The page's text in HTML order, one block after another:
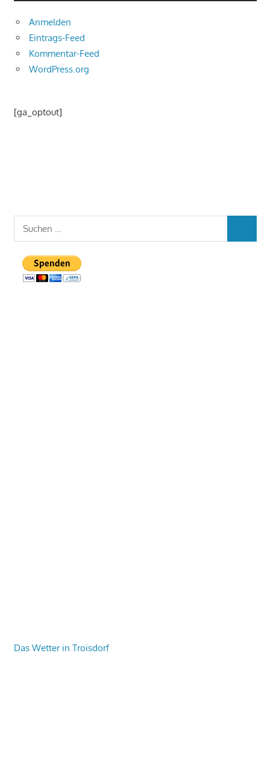
Anmelden
Eintrags-Feed
Kommentar-Feed
WordPress.org
[ga_optout]
Das Wetter in Troisdorf